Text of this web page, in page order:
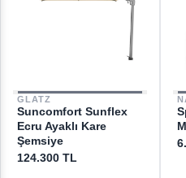
GLO-104914-S
GLATZ
Suncomfort Sunflex
Ecru Ayaklı Kare
Şemsiye
124.300 TL